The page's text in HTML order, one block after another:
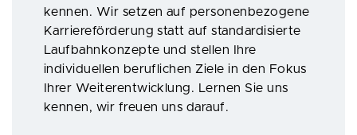
kennen. Wir setzen auf personenbezogene
Karriereförderung statt auf standardisierte
Laufbahnkonzepte und stellen Ihre
individuellen beruflichen Ziele in den Fokus
Ihrer Weiterentwicklung. Lernen Sie uns
kennen, wir freuen uns darauf.